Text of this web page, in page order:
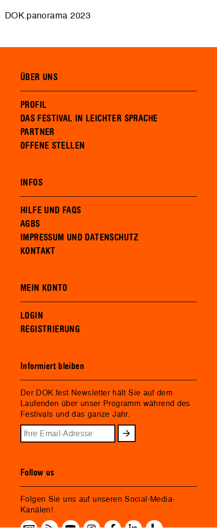
DOK.panorama 2023
ÜBER UNS
PROFIL
DAS FESTIVAL IN LEICHTER SPRACHE
PARTNER
OFFENE STELLEN
INFOS
HILFE UND FAQS
AGBS
IMPRESSUM UND DATENSCHUTZ
KONTAKT
MEIN KONTO
LOGIN
REGISTRIERUNG
Informiert bleiben
Der DOK.fest Newsletter hält Sie auf dem
Laufenden über unser Programm während des
Festivals und das ganze Jahr.
Follow us
Folgen Sie uns auf unseren Social-Media-
Kanälen!